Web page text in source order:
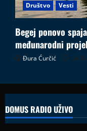
Društvo Vesti
Begej ponovo
međunarodni
Đura Ćurčić
DOMUS RADIO UŽIVO